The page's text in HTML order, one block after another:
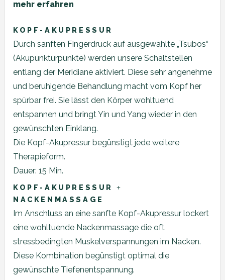
mehr erfahren
KOPF-AKUPRESSUR
Durch sanften Fingerdruck auf ausgewählte „Tsubos“
(Akupunkturpunkte) werden unsere Schaltstellen
entlang der Meridiane aktiviert. Diese sehr angenehme
und beruhigende Behandlung macht vom Kopf her
spürbar frei. Sie lässt den Körper wohltuend
entspannen und bringt Yin und Yang wieder in den
gewünschten Einklang.
Die Kopf-Akupressur begünstigt jede weitere
Therapieform.
Dauer: 15 Min.
KOPF-AKUPRESSUR +
NACKENMASSAGE
Im Anschluss an eine sanfte Kopf-Akupressur lockert
eine wohltuende Nackenmassage die oft
stressbedingten Muskelverspannungen im Nacken.
Diese Kombination begünstigt optimal die
gewünschte Tiefenentspannung.